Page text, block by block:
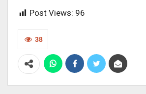
Post Views: 96
38